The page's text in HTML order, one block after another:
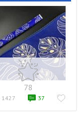
78
1427 37